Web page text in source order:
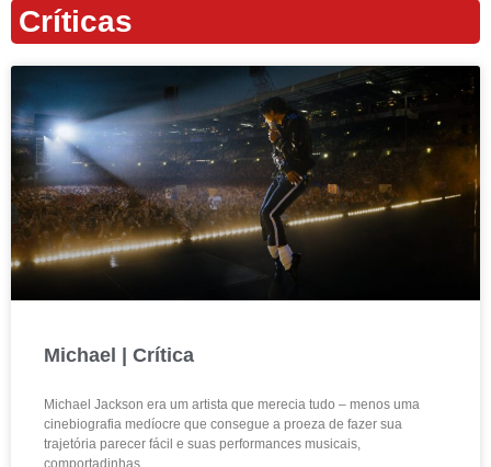
Críticas
Michael | Crítica
Michael Jackson era um artista que merecia tudo – menos uma
cinebiografia medíocre que consegue a proeza de fazer sua
trajetória parecer fácil e suas performances musicais,
comportadinhas.